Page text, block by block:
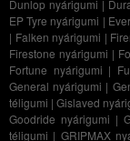
Dunlop nyárigumi |
EP Tyre nyárigumi |
| Falken nyárigumi |
Firestone nyárigumi |
Fortune nyárigumi |
General nyárigumi |
téligumi |Gislaved
Goodride nyárigumi |
téligumi | GRIPMAX